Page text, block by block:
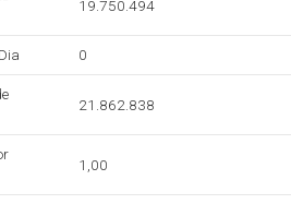
19.750.494
0
21.862.838
1,00